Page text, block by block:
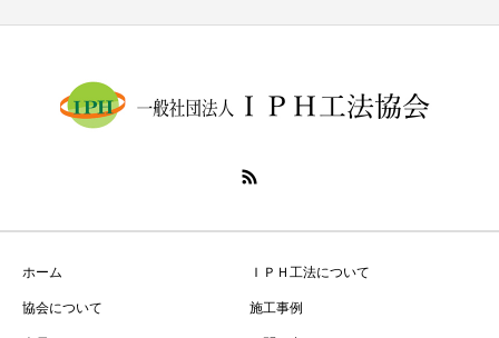
ホーム
ＩＰＨ工法について
協会について
施工事例